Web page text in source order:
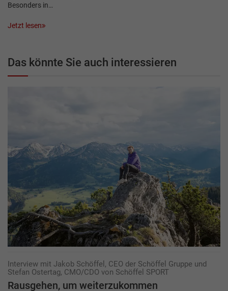
Besonders in…
Jetzt lesen
Das könnte Sie auch interessieren
Interview mit Jakob Schöffel, CEO der Schöffel Gruppe und
Stefan Ostertag, CMO/CDO von Schöffel SPORT
Rausgehen, um weiterzukommen